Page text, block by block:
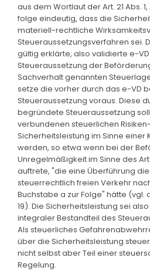
aus dem Wortlaut der Art. 21 Abs. 1,
folge eindeutig, dass die
materiell-rechtliche
Steueraussetzungsverfahren sei.
gültig erklärte, also validierte e-
Steueraussetzung der
Sachverhalt genannten
setze die vorher durch das e-VD
Steueraussetzung voraus. Diese
begründete Steueraussetzung
verbundenen steuerlichen
Sicherheitsleistung im Sinne
werden, so etwa wenn bei der
Unregelmäßigkeit im Sinne des Art.
auftrete, "die eine Überführung
steuerrechtlich freien Verkehr
Buchstabe a zur Folge" hätte (vgl.
19). Die Sicherheitsleistung sei
integraler Bestandteil des
Als steuerliches
über die Sicherheitsleistung
nicht selbst aber Teil einer
Regelung.